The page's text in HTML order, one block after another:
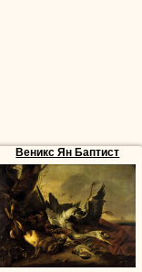
Веникс Ян Баптист